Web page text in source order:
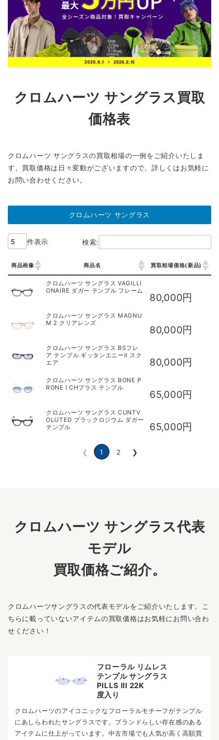
クロムハーツ サングラス買取
価格表
クロムハーツ サングラスの買取相場の一例をご紹介いたしま
す。買取価格は日々変動がございますので、詳しくはお気軽に
お問い合わせください。
クロムハーツ サングラス
件表示 検索:
商品画像 商品名 買取相場価格(新品)
商品名
クロムハーツ サングラス VAGILLI
ONAIRE ダガー テンプル フレーム
80,000円
クロムハーツ サングラス MAGNU
M 2 クリアレンズ
80,000円
クロムハーツ サングラス BSフレ
ア テンプル ギッタンエニーII スク
エア
80,000円
クロムハーツ サングラス BONE P
RONE I CHプラス テンプル
65,000円
クロムハーツ サングラス CUNTV
OLUTED ブラックロジウム ダガー
テンプル
65,000円
❮ 1 2 ❯
クロムハーツ サングラス代表
モデル
買取価格ご紹介。
クロムハーツサングラスの代表モデルをご紹介いたします。こ
ちらに載っていないアイテムの買取価格はお気軽にお問い合わ
せください！
フローラル リムレス
テンプル サングラス
PILLS III 22K
度入り
クロムハーツのアイコニックなフローラルモチーフがテンプル
にあしらわれたサングラスです。ブランドらしい存在感のある
アイテムに仕上がっています。中古市場でも人気が高く高額買